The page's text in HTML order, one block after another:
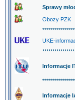
Sprawy
Obozy PZK
UKE-
Informacje
Informacje